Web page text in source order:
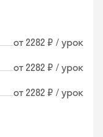
от 2282 ₽ / урок
от 2282 ₽ / урок
от 2282 ₽ / урок